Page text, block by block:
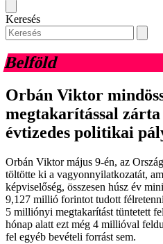
Keresés
Belföld
Orbán Viktor
megtakarítással
évtizedes politikai
Orbán Viktor május 9-én, az
töltötte ki a vagyonnyilatkozatát,
képviselőség, összesen húsz év
9,127 millió forintot tudott
5 milliónyi megtakarítást tüntetett
hónap alatt ezt még 4 millióval
fel egyéb bevételi forrást sem.